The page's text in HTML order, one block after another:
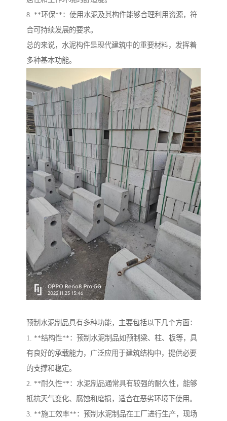
8. **环保**：使用水泥及其构件能够合理利用资源，符
合可持续发展的要求。
总的来说，水泥构件是现代建筑中的重要材料，发挥着
多种基本功能。
预制水泥制品具有多种功能，主要包括以下几个方面：
1. **结构性**：预制水泥制品如预制梁、柱、板等，具
有良好的承载能力，广泛应用于建筑结构中，提供必要
的支撑和稳定。
2. **耐久性**：水泥制品通常具有较强的耐久性，能够
抵抗天气变化、腐蚀和磨损，适合在恶劣环境下使用。
3. **施工效率**：预制水泥制品在工厂进行生产，现场